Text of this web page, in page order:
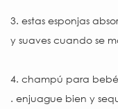
3. estas esponjas
y suaves cuando se
4. champú para
. enjuague bien y